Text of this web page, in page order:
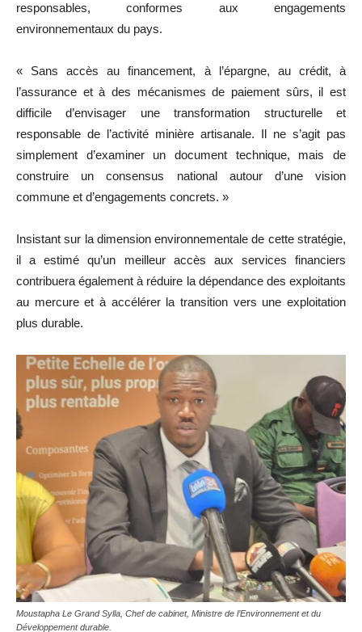
responsables, conformes aux engagements
environnementaux du pays.
« Sans accès au financement, à l’épargne, au crédit, à
l’assurance et à des mécanismes de paiement sûrs, il est
difficile d’envisager une transformation structurelle et
responsable de l’activité minière artisanale. Il ne s’agit pas
simplement d’examiner un document technique, mais de
construire un consensus national autour d’une vision
commune et d’engagements concrets. »
Insistant sur la dimension environnementale de cette stratégie,
il a estimé qu’un meilleur accès aux services financiers
contribuera également à réduire la dépendance des exploitants
au mercure et à accélérer la transition vers une exploitation
plus durable.
Moustapha Le Grand Sylla, Chef de cabinet, Ministre de l’Environnement et du
Développement durable.